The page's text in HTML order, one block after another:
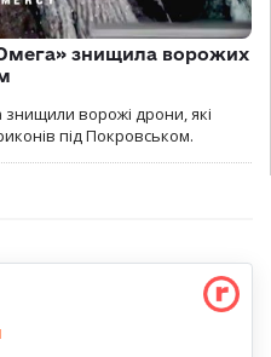
знищила ворожих
знищили ворожі дрони, які
під Покровськом.